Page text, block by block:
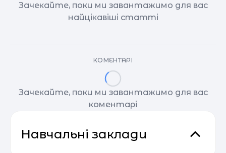
Зачекайте, поки ми завантажимо для вас
найцікавіші статті
КОМЕНТАРІ
Зачекайте, поки ми завантажимо для вас
коментарі
Навчальні заклади